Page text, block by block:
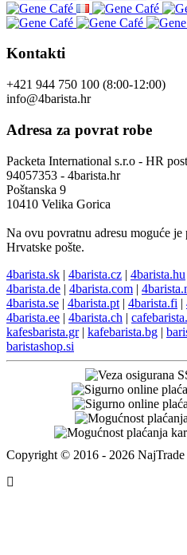
Kontakti
+421 944 750 100 (8:00-12:00)
info@4barista.hr
Adresa za povrat robe
Packeta International s.r.o - HR
94057353 - 4barista.hr
Poštanska 9
10410 Velika Gorica
Na ovu povratnu adresu moguće je
Hrvatske pošte.
4barista.sk | 4barista.cz | 4barista.hu
4barista.de | 4barista.com |
4barista.se | 4barista.pt | 4barista.fi |
4barista.ee | 4barista.ch |
kafesbarista.gr| kafebarista.bg |
baristashop.si
Copyright © 2016 - 2026 NajTrade